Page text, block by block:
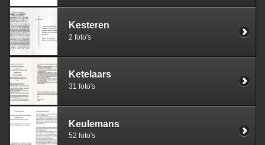
Kesteren
2 foto's
Ketelaars
31 foto's
Keulemans
52 foto's